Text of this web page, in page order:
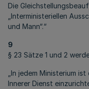
Die
„Interministeriellen
und Mann“.“
9
§ 23 Sätze 1 und 2
„In jedem Ministerium
Innerer Dienst